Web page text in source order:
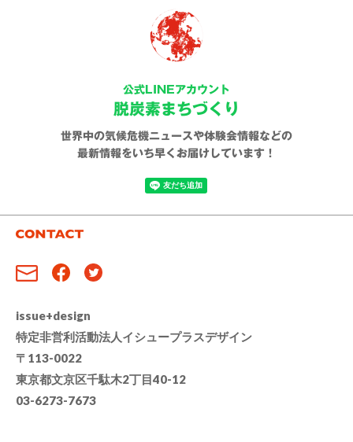
公式LINEアカウント
脱炭素まちづくり
世界中の気候危機ニュースや体験会情報などの
最新情報をいち早くお届けしています！
issue+design
特定非営利活動法人イシュープラスデザイン
〒113-0022
東京都文京区千駄木2丁目40-12
03-6273-7673